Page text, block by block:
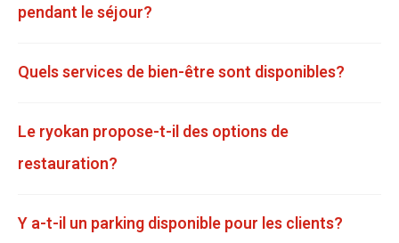
pendant le séjour?
Quels services de bien-être sont disponibles?
Le ryokan propose-t-il des options de
restauration?
Y a-t-il un parking disponible pour les clients?